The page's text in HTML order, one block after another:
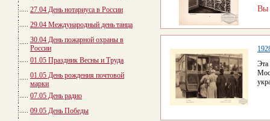
27.04 День нотариуса в России
29.04 Международный день танца
30.04 День пожарной охраны в
России
01.05 Праздник Весны и Труда
01.05 День рождения почтовой
марки
07.05 День радио
09.05 День Победы
Вы